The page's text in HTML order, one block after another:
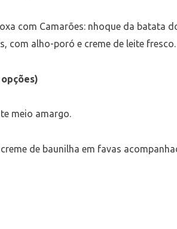
com Camarões: nhoque da batata
com alho-poró e creme de leite fresco.
opções)
meio amargo.
creme de baunilha em favas